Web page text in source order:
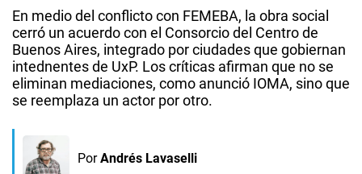
En medio del conflicto con FEMEBA, la obra social
cerró un acuerdo con el Consorcio del Centro de
Buenos Aires, integrado por ciudades que gobiernan
intednentes de UxP. Los críticas afirman que no se
eliminan mediaciones, como anunció IOMA, sino que
se reemplaza un actor por otro.
Por Andrés Lavaselli